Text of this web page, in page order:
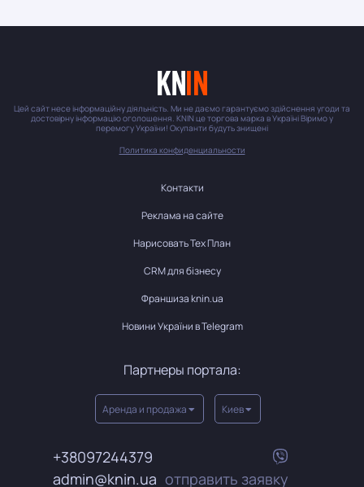
Цей сайт несе інформаційну діяльність. Ми не даємо гарантуємо здійснення угоди та
достовірну інформацію оголошення. KNIN це торгова марка в Україні Віримо у
перемогу України! Окупанти будуть знищені
Политика конфиденциальности
Контакти
Реклама на сайте
Нарисовать Тех План
CRM для бізнесу
Франшиза knin.ua
Новини України в Telegram
Партнеры портала:
Аренда и продажа Киев
+38097244379
admin@knin.ua отправить заявку